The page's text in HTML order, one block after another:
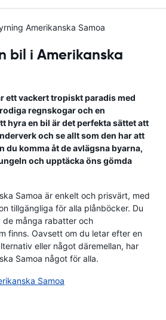
Amerikanska Samoa
bil i Amerikanska
ett vackert tropiskt paradis med
regnskogar och en
hyra en bil är det perfekta sättet att
och se allt som den har att
du komma åt de avlägsna byarna,
och upptäcka öns gömda
Samoa är enkelt och prisvärt, med
tillgängliga för alla plånböcker. Du
många rabatter och
finns. Oavsett om du letar efter en
eller något däremellan, har
Samoa något för alla.
Samoa